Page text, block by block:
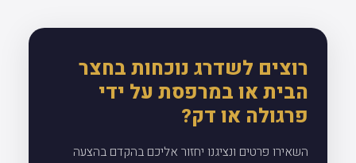
רוצים לשדרג נוכחות בחצר
הבית או במרפסת על ידי
פרגולה או דק?
השאירו פרטים ונציגנו יחזור אליכם בהקדם בהצעה